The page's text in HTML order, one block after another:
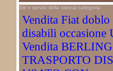
Siti e servizi della stessa categoria
Vendita Fiat doblo
disabili occasione
Vendita
TRASPORTO